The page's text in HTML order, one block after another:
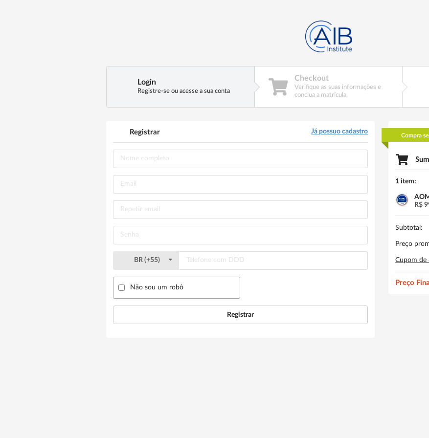
Login
Registre-se ou acesse a sua conta
Checkout
Verifique as suas informações e
conclua a matrícula
Registrar Já possuo cadastro
BR (+55)
Não sou um robô
Registrar
Compra
1 item:
R$
Subtotal:
Preço
Cupom de
Preço